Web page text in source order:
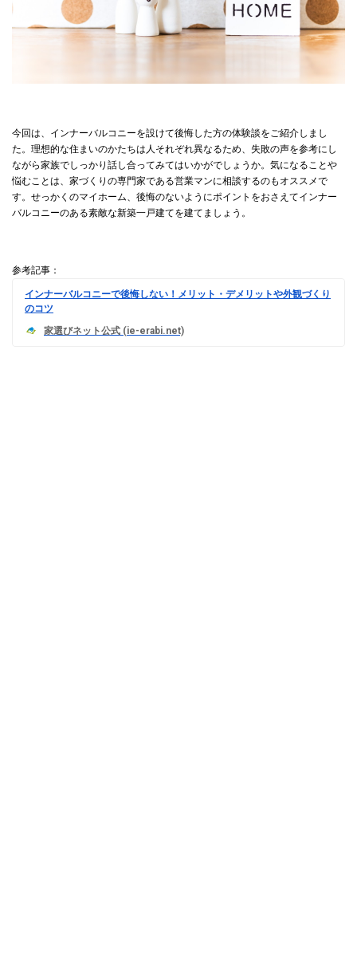
今回は、インナーバルコニーを設けて後悔した方の体験談をご紹介しまし
た。理想的な住まいのかたちは人それぞれ異なるため、失敗の声を参考にし
ながら家族でしっかり話し合ってみてはいかがでしょうか。気になることや
悩むことは、家づくりの専門家である営業マンに相談するのもオススメで
す。せっかくのマイホーム、後悔のないようにポイントをおさえてインナー
バルコニーのある素敵な新築一戸建てを建てましょう。
参考記事：
インナーバルコニーで後悔しない！メリット・デメリットや外観づくり
のコツ